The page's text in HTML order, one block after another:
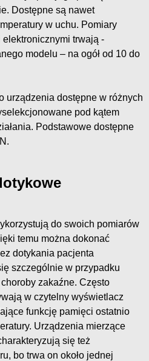
Dostępne są nawet
w uchu. Pomiary
trwają -
modelu – na ogół od 10 do
urządzenia dostępne w różnych
pod kątem
Podstawowe dostępne
do swoich pomiarów
temu można dokonać
dotykania pacjenta
szczególnie w przypadku
zakaźne. Często
w czytelny wyświetlacz
funkcję pamięci ostatnio
Urządzenia mierzące
się też
bo trwa on około jednej